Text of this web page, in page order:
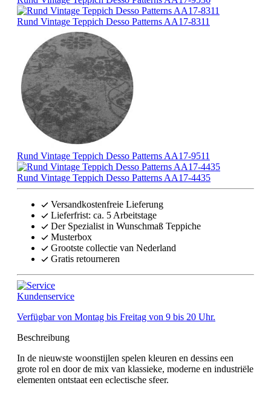
Rund Vintage Teppich Desso Patterns AA17-8311
Rund Vintage Teppich Desso Patterns AA17-9511
Rund Vintage Teppich Desso Patterns AA17-4435
Versandkostenfreie Lieferung
Lieferfrist: ca. 5 Arbeitstage
Der Spezialist in Wunschmaß Teppiche
Musterbox
Grootste collectie van Nederland
Gratis retourneren
Kundenservice
Verfügbar von Montag bis Freitag von 9 bis 20 Uhr.
Beschreibung
In de nieuwste woonstijlen spelen kleuren en dessins een
grote rol en door de mix van klassieke, moderne en industriële
elementen ontstaat een eclectische sfeer.